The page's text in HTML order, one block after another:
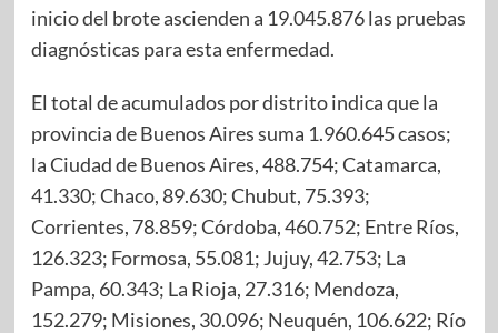
inicio del brote ascienden a 19.045.876 las pruebas
diagnósticas para esta enfermedad.
El total de acumulados por distrito indica que la
provincia de Buenos Aires suma 1.960.645 casos;
la Ciudad de Buenos Aires, 488.754; Catamarca,
41.330; Chaco, 89.630; Chubut, 75.393;
Corrientes, 78.859; Córdoba, 460.752; Entre Ríos,
126.323; Formosa, 55.081; Jujuy, 42.753; La
Pampa, 60.343; La Rioja, 27.316; Mendoza,
152.279; Misiones, 30.096; Neuquén, 106.622; Río